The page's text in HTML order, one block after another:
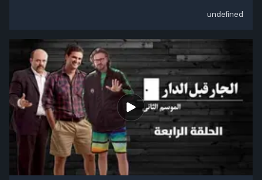
undefined